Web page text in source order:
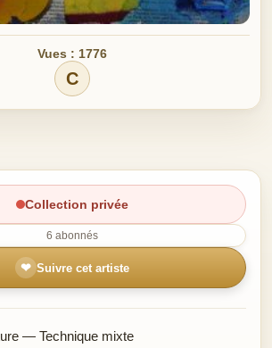
Vues : 1776
C
Collection privée
6 abonnés
❤ Suivre cet artiste
— Technique mixte